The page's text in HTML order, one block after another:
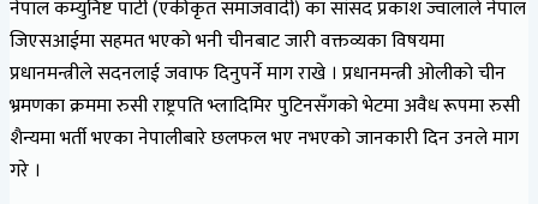
नेपाल कम्युनिष्ट पार्टी (एकीकृत समाजवादी) का सांसद प्रकाश ज्वालाले नेपाल
जिएसआईमा सहमत भएको भनी चीनबाट जारी वक्तव्यका विषयमा
प्रधानमन्त्रीले सदनलाई जवाफ दिनुपर्ने माग राखे । प्रधानमन्त्री ओलीको चीन
भ्रमणका क्रममा रुसी राष्ट्रपति भ्लादिमिर पुटिनसँगको भेटमा अवैध रूपमा रुसी
शैन्यमा भर्ती भएका नेपालीबारे छलफल भए नभएको जानकारी दिन उनले माग
गरे ।